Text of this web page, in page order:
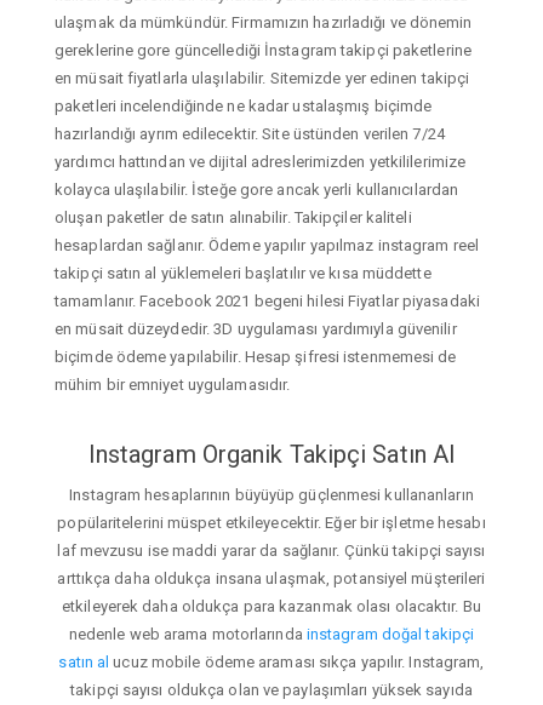
ulaşmak da mümkündür. Firmamızın hazırladığı ve dönemin
gereklerine gore güncellediği İnstagram takipçi paketlerine
en müsait fiyatlarla ulaşılabilir. Sitemizde yer edinen takipçi
paketleri incelendiğinde ne kadar ustalaşmış biçimde
hazırlandığı ayrım edilecektir. Site üstünden verilen 7/24
yardımcı hattından ve dijital adreslerimizden yetkililerimize
kolayca ulaşılabilir. İsteğe gore ancak yerli kullanıcılardan
oluşan paketler de satın alınabilir. Takipçiler kaliteli
hesaplardan sağlanır. Ödeme yapılır yapılmaz instagram reel
takipçi satın al yüklemeleri başlatılır ve kısa müddette
tamamlanır. Facebook 2021 begeni hilesi Fiyatlar piyasadaki
en müsait düzeydedir. 3D uygulaması yardımıyla güvenilir
biçimde ödeme yapılabilir. Hesap şifresi istenmemesi de
mühim bir emniyet uygulamasıdır.
Instagram Organik Takipçi Satın Al
Instagram hesaplarının büyüyüp güçlenmesi kullananların
popülaritelerini müspet etkileyecektir. Eğer bir işletme hesabı
laf mevzusu ise maddi yarar da sağlanır. Çünkü takipçi sayısı
arttıkça daha oldukça insana ulaşmak, potansiyel müşterileri
etkileyerek daha oldukça para kazanmak olası olacaktır. Bu
nedenle web arama motorlarında instagram doğal takipçi
satın al ucuz mobile ödeme araması sıkça yapılır. Instagram,
takipçi sayısı oldukça olan ve paylaşımları yüksek sayıda